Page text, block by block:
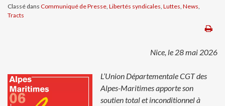
Classé dans Communiqué de Presse Libertés syndicales Luttes News
Tracts
Nice, le 28 mai 2026
L’Union Départementale CGT des
Alpes-Maritimes apporte son
soutien totalet inconditionnel à